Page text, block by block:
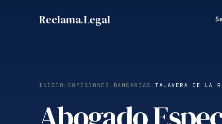
Reclama.Legal
INICIO › COMISIONES BANCARIAS ›TALAVERA DE LA